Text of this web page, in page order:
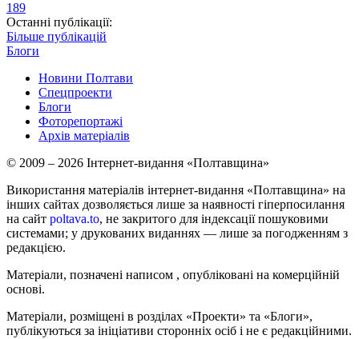
189
Останні публікації:
Більше публікацій
Блоги
Новини Полтави
Спецпроекти
Блоги
Фоторепортажі
Архів матеріалів
© 2009 – 2026 Інтернет-видання «Полтавщина»
Використання матеріалів інтернет-видання «Полтавщина» на
інших сайтах дозволяється лише за наявності гіперпосилання
на сайт poltava.to, не закритого для індексації пошуковими
системами; у друкованих виданнях — лише за погодженням з
редакцією.
Матеріали, позначені написом , опубліковані на комерційній
основі.
Матеріали, розміщені в розділах «Проекти» та «Блоги»,
публікуються за ініціативи сторонніх осіб і не є редакційними.